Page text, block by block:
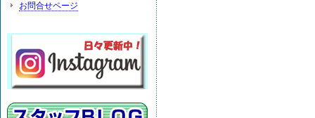
お問合せページ